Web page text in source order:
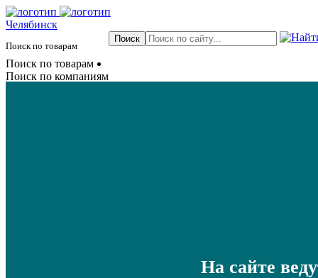
Челябинск
Поиск по товарам
Поиск по товарам
Поиск по компаниям
На сайте